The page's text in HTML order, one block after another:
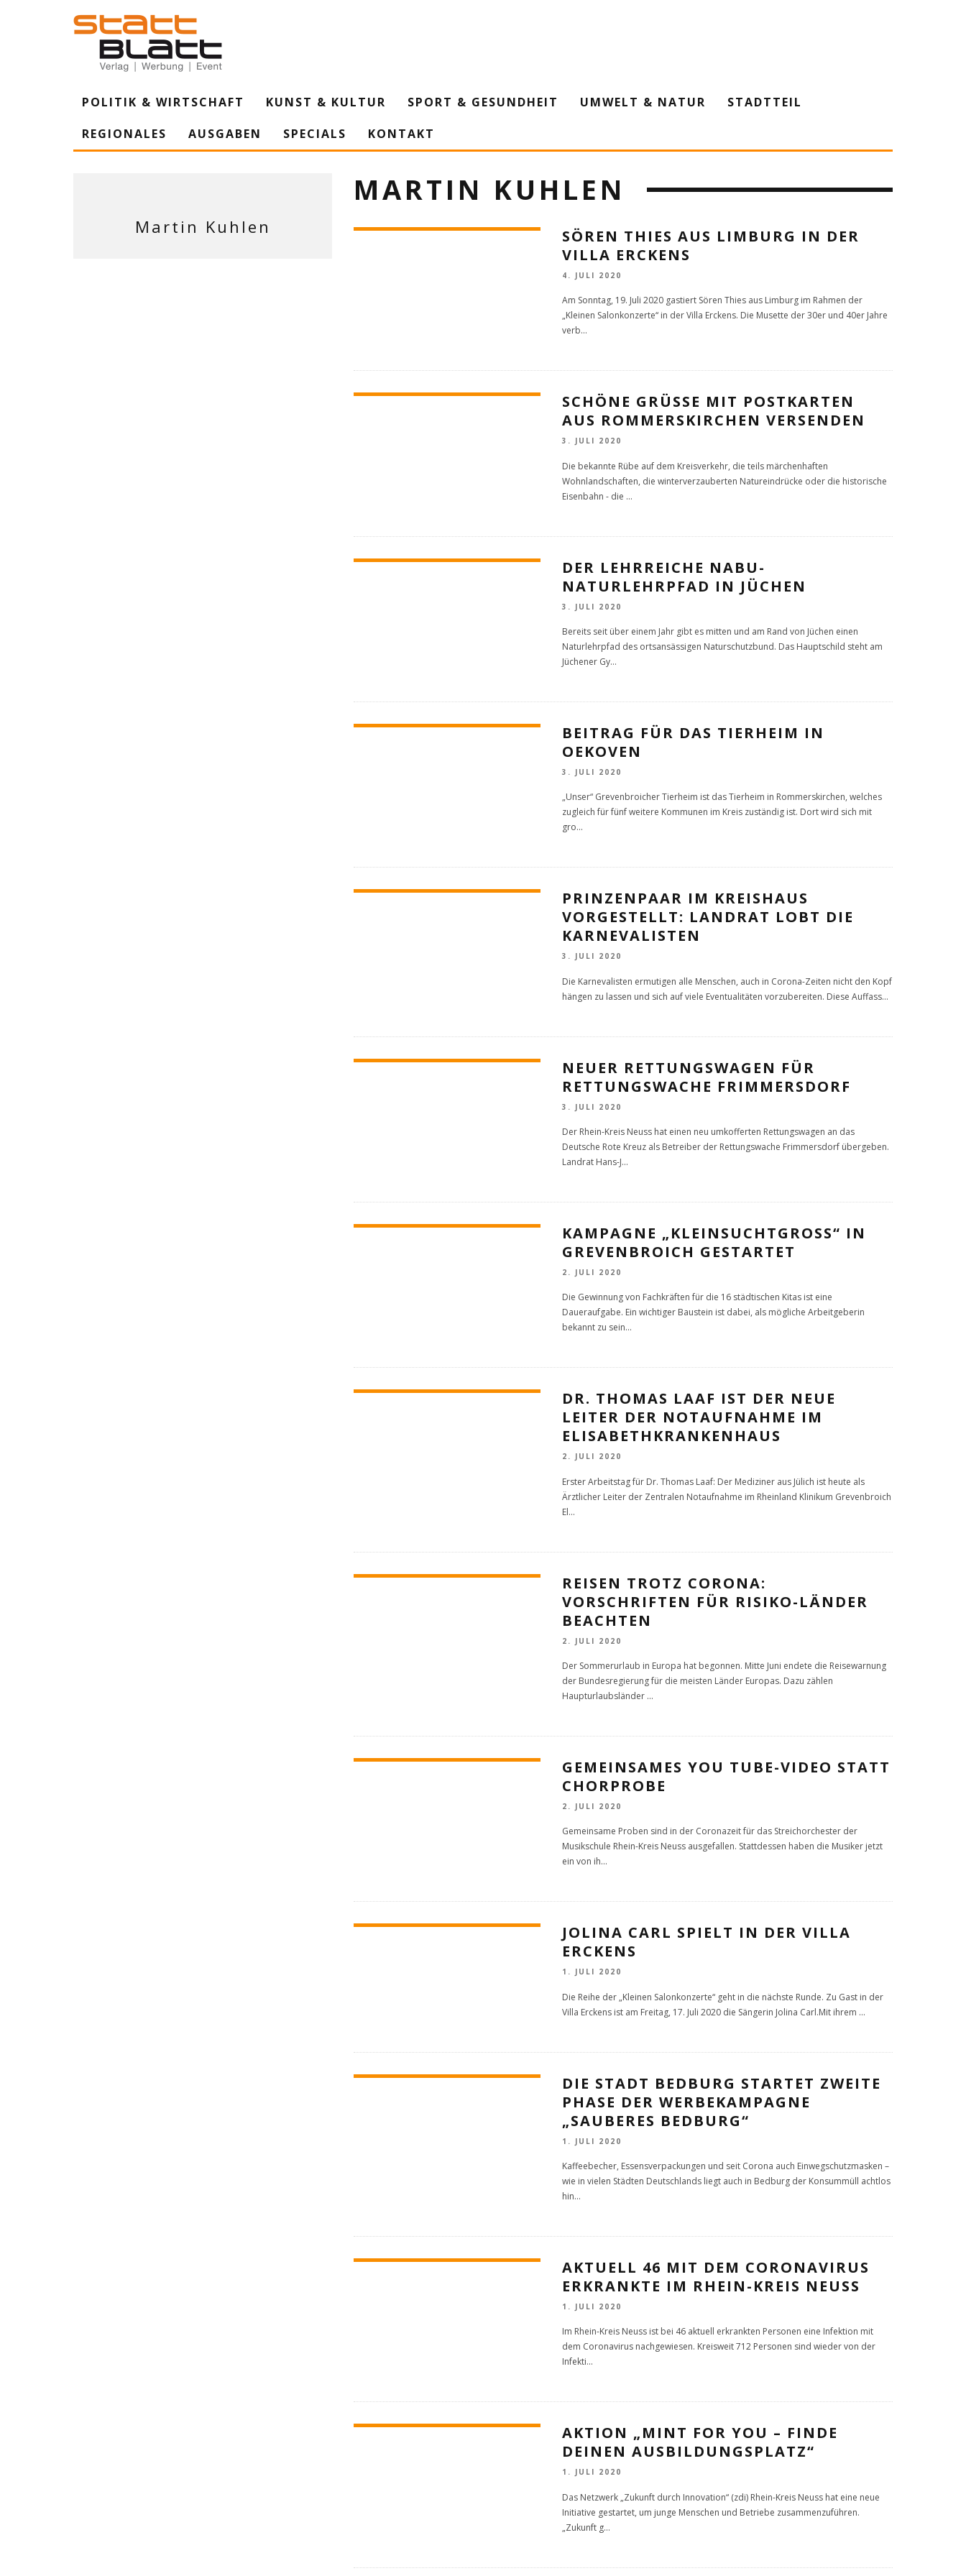
POLITIK & WIRTSCHAFT KUNST & KULTUR SPORT & GESUNDHEIT UMWELT & NATUR
STADTTEIL
REGIONALES
AUSGABEN SPECIALS KONTAKT
MARTIN KUHLEN
SÖREN THIES AUS LIMBURG IN DER
VILLA ERCKENS
4. JULI 2020
Am Sonntag, 19. Juli 2020 gastiert Sören Thies aus Limburg im Rahmen der
„Kleinen Salonkonzerte“ in der Villa Erckens. Die Musette der 30er und 40er Jahre
verb...
SCHÖNE GRÜSSE MIT POSTKARTEN A
US ROMMERSKIRCHEN VERSENDEN
3. JULI 2020
Die bekannte Rübe auf dem Kreisverkehr, die teils märchenhaften
Wohnlandschaften, die winterverzauberten Natureindrücke oder die historische
Eisenbahn - die ...
DER LEHRREICHE NABU-
NATURLEHRPFAD IN JÜCHEN
3. JULI 2020
Bereits seit über einem Jahr gibt es mitten und am Rand von Jüchen einen
Naturlehrpfad des ortsansässigen Naturschutzbund. Das Hauptschild steht am
Jüchener Gy...
BEITRAG FÜR DAS TIERHEIM IN
OEKOVEN
3. JULI 2020
„Unser“ Grevenbroicher Tierheim ist das Tierheim in Rommerskirchen, welches
zugleich für fünf weitere Kommunen im Kreis zuständig ist. Dort wird sich mit
gro...
PRINZENPAAR IM KREISHAUS
VORGESTELLT: LANDRAT LOBT DIE
KARNEVALISTEN
3. JULI 2020
Die Karnevalisten ermutigen alle Menschen, auch in Corona-Zeiten nicht den Kopf
hängen zu lassen und sich auf viele Eventualitäten vorzubereiten. Diese Auffass...
NEUER RETTUNGSWAGEN FÜR
RETTUNGSWACHE FRIMMERSDORF
3. JULI 2020
Der Rhein-Kreis Neuss hat einen neu umkofferten Rettungswagen an das
Deutsche Rote Kreuz als Betreiber der Rettungswache Frimmersdorf übergeben.
Landrat Hans-J...
KAMPAGNE „KLEINSUCHTGROSS“ IN
GREVENBROICH GESTARTET
2. JULI 2020
Die Gewinnung von Fachkräften für die 16 städtischen Kitas ist eine
Daueraufgabe. Ein wichtiger Baustein ist dabei, als mögliche Arbeitgeberin
bekannt zu sein...
DR. THOMAS LAAF IST DER NEUE
LEITER DER NOTAUFNAHME IM
ELISABETHKRANKENHAUS
2. JULI 2020
Erster Arbeitstag für Dr. Thomas Laaf: Der Mediziner aus Jülich ist heute als
Ärztlicher Leiter der Zentralen Notaufnahme im Rheinland Klinikum Grevenbroich
El...
REISEN TROTZ CORONA:
VORSCHRIFTEN FÜR RISIKO-LÄNDER
BEACHTEN
2. JULI 2020
Der Sommerurlaub in Europa hat begonnen. Mitte Juni endete die Reisewarnung
der Bundesregierung für die meisten Länder Europas. Dazu zählen
Haupturlaubsländer ...
GEMEINSAMES YOU TUBE-VIDEO STATT
CHORPROBE
2. JULI 2020
Gemeinsame Proben sind in der Coronazeit für das Streichorchester der
Musikschule Rhein-Kreis Neuss ausgefallen. Stattdessen haben die Musiker jetzt
ein von ih...
JOLINA CARL SPIELT IN DER VILLA
ERCKENS
1. JULI 2020
Die Reihe der „Kleinen Salonkonzerte“ geht in die nächste Runde. Zu Gast in der
Villa Erckens ist am Freitag, 17. Juli 2020 die Sängerin Jolina Carl.Mit ihrem ...
DIE STADT BEDBURG STARTET ZWEITE
PHASE DER WERBEKAMPAGNE
„SAUBERES BEDBURG“
1. JULI 2020
Kaffeebecher, Essensverpackungen und seit Corona auch Einwegschutzmasken –
wie in vielen Städten Deutschlands liegt auch in Bedburg der Konsummüll achtlos
hin...
AKTUELL 46 MIT DEM CORONAVIRUS
ERKRANKTE IM RHEIN-KREIS NEUSS
1. JULI 2020
Im Rhein-Kreis Neuss ist bei 46 aktuell erkrankten Personen eine Infektion mit
dem Coronavirus nachgewiesen. Kreisweit 712 Personen sind wieder von der
Infekti...
AKTION „MINT FOR YOU – FINDE
DEINEN AUSBILDUNGSPLATZ“
1. JULI 2020
Das Netzwerk „Zukunft durch Innovation“ (zdi) Rhein-Kreis Neuss hat eine neue
Initiative gestartet, um junge Menschen und Betriebe zusammenzuführen.
„Zukunft g...
Martin Kuhlen